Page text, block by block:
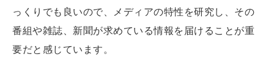
っくりでも良いので、メディアの特性を研究し、その
番組や雑誌、新聞が求めている情報を届けることが重
要だと感じています。